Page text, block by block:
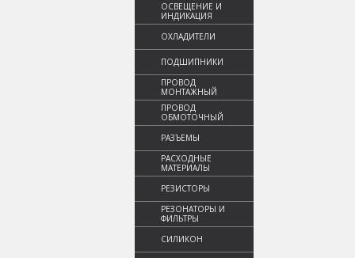
ОСВЕЩЕНИЕ И
ИНДИКАЦИЯ
ОХЛАДИТЕЛИ
ПОДШИПНИКИ
ПРОВОД
МОНТАЖНЫЙ
ПРОВОД
ОБМОТОЧНЫЙ
РАЗЪЕМЫ
РАСХОДНЫЕ
МАТЕРИАЛЫ
РЕЗИСТОРЫ
РЕЗОНАТОРЫ И
ФИЛЬТРЫ
СИЛИКОН